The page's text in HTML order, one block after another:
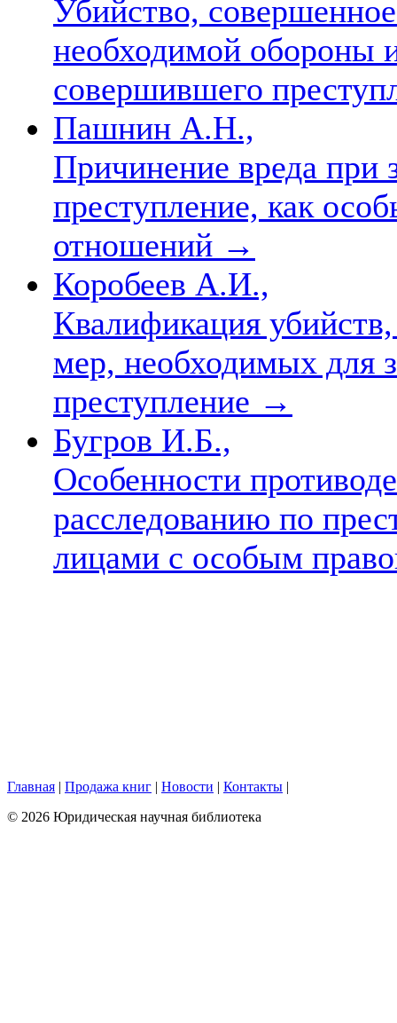
Убийство,
необходимой обороны
совершившего
Пашнин А.Н.,
Причинение вреда при
преступление, как
отношений →
Коробеев А.И.,
Квалификация
мер, необходимых для
преступление →
Бугров И.Б.,
Особенности
расследованию по
лицами с особым
Главная | Продажа книг | Новости | Контакты |
© 2026 Юридическая научная библиотека